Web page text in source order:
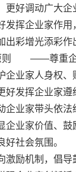
更好调动广大企
发挥企业家作用
出彩增光添彩作
——尊重企
企业家人身权、
好发挥企业家遵
企业家带头依法
企业家价值、鼓
良好社会氛围
激励机制，倡导